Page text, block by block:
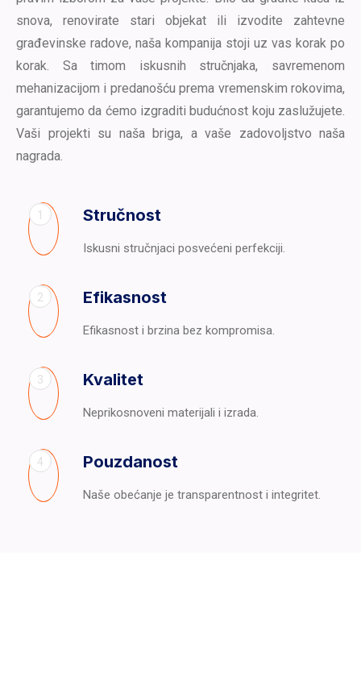
snova, renovirate stari objekat ili izvodite zahtevne
građevinske radove, naša kompanija stoji uz vas korak po
korak. Sa timom iskusnih stručnjaka, savremenom
mehanizacijom i predanošću prema vremenskim rokovima,
garantujemo da ćemo izgraditi budućnost koju zaslužujete.
Vaši projekti su naša briga, a vaše zadovoljstvo naša
nagrada.
1 Stručnost
Iskusni stručnjaci posvećeni perfekciji.
2 Efikasnost
Efikasnost i brzina bez kompromisa.
3 Kvalitet
Neprikosnoveni materijali i izrada.
4 Pouzdanost
Naše obećanje je transparentnost i integritet.